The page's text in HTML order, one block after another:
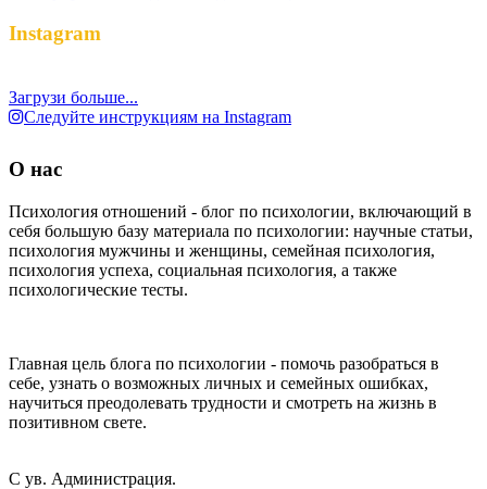
Instagram
Загрузи больше...
Следуйте инструкциям на Instagram
О нас
Психология отношений - блог по психологии, включающий в
себя большую базу материала по психологии: научные статьи,
психология мужчины и женщины, семейная психология,
психология успеха, социальная психология, а также
психологические тесты.
Главная цель блога по психологии - помочь разобраться в
себе, узнать о возможных личных и семейных ошибках,
научиться преодолевать трудности и смотреть на жизнь в
позитивном свете.
С ув. Администрация.